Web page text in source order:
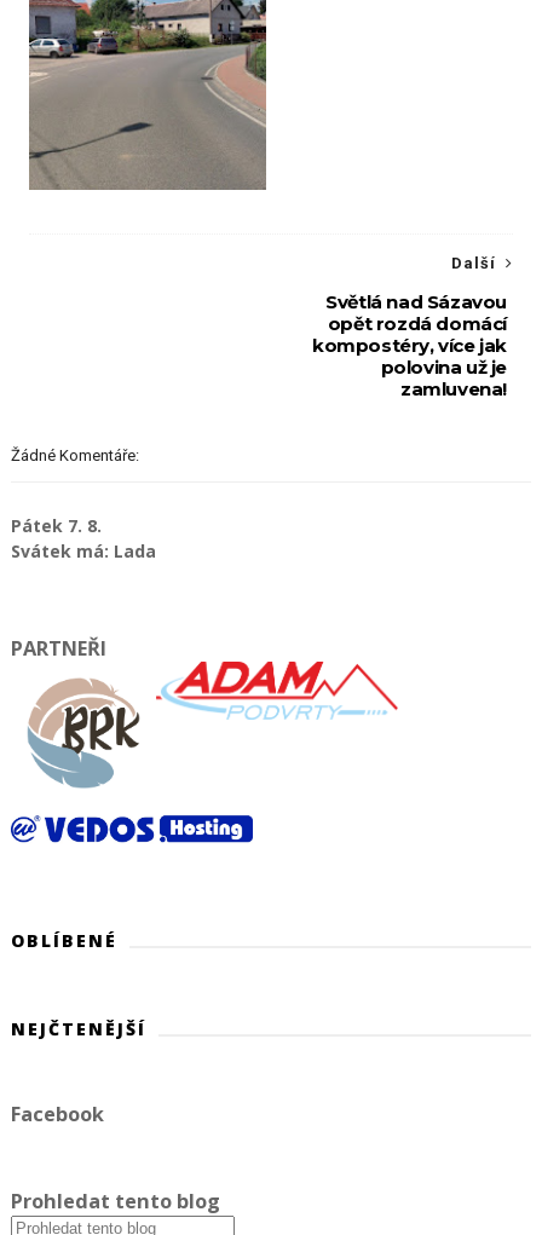
Další
Světlá nad Sázavou
opět rozdá domácí
kompostéry, více jak
polovina už je
zamluvena!
Žádné Komentáře:
Pátek 7. 8.
Svátek má: Lada
PARTNEŘI
OBLÍBENÉ
NEJČTENĚJŠÍ
Facebook
Prohledat tento blog